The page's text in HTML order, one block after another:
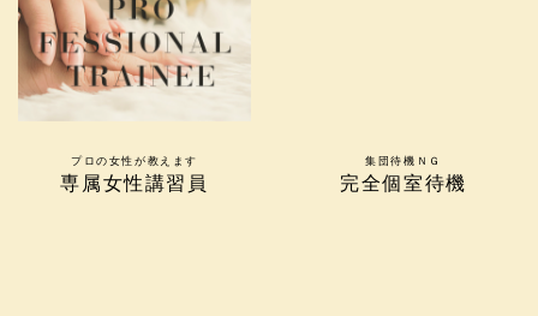
プロの女性が教えます
専属女性講習員
集団待機ＮＧ
完全個室待機